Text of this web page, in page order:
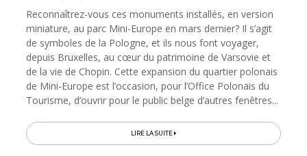
Reconnaîtrez-vous ces monuments installés, en version
miniature, au parc Mini-Europe en mars dernier? Il s’agit
de symboles de la Pologne, et ils nous font voyager,
depuis Bruxelles, au cœur du patrimoine de Varsovie et
de la vie de Chopin. Cette expansion du quartier polonais
de Mini-Europe est l’occasion, pour l’Office Polonais du
Tourisme, d’ouvrir pour le public belge d’autres fenêtres...
LIRE LA SUITE